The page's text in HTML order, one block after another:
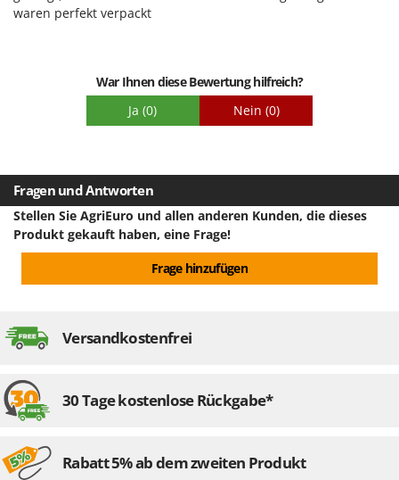
waren perfekt verpackt
War Ihnen diese Bewertung hilfreich?
Ja (0) Nein (0)
Fragen und Antworten
Stellen Sie AgriEuro und allen anderen Kunden, die dieses
Produkt gekauft haben, eine Frage!
Frage hinzufügen
Versandkostenfrei
30 Tage kostenlose Rückgabe*
Rabatt 5% ab dem zweiten Produkt